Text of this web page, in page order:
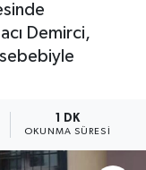
Demirci,
sebebiyle
1 DK
OKUNMA SÜRESI